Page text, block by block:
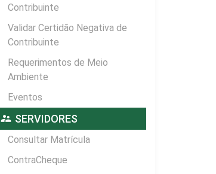
Contribuinte
Validar Certidão Negativa de
Contribuinte
Requerimentos de Meio
Ambiente
Eventos
supervisor_account SERVIDORES
Consultar Matrícula
ContraCheque